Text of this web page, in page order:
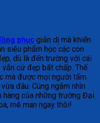
phục giản dị mà khiến
siêu phẩm học các con
dù là đến trường với cái
cứ đẹp bất chấp. Thế
mà được mọi người tấm
đâu. Cùng ngắm nhìn
hàng của những trường Đại
mê man ngay thôi!